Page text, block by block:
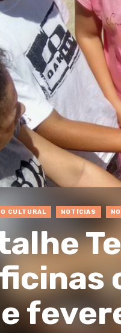
CULTURAL NOTÍCIAS